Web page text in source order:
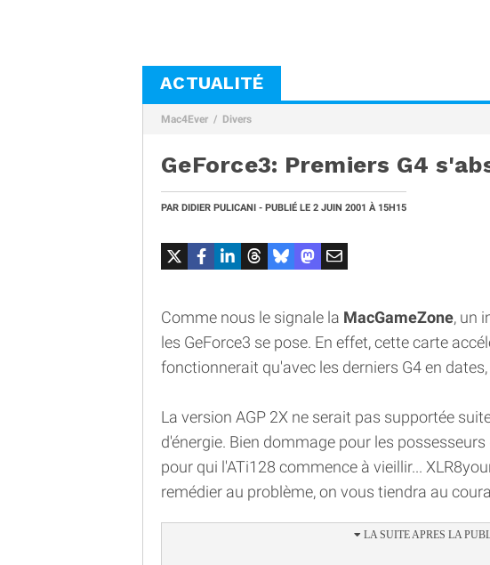
ACTUALITÉ
Mac4Ever Divers
GeForce3: Premiers G4
PAR DIDIER PULICANI - PUBLIÉ LE 2 JUIN 2001 À 15H15
Comme nous le signale la MacGameZone, un
les GeForce3 se pose. En effet, cette carte
fonctionnerait qu'avec les derniers G4 en
La version AGP 2X ne serait pas supportée
d'énergie. Bien dommage pour les
pour qui l'ATi128 commence à vieillir...
remédier au problème, on vous tiendra au